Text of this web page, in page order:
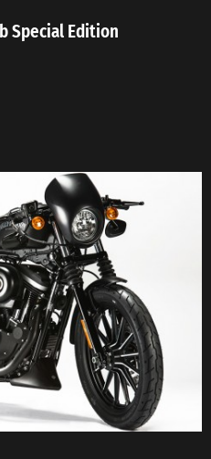
Special Edition